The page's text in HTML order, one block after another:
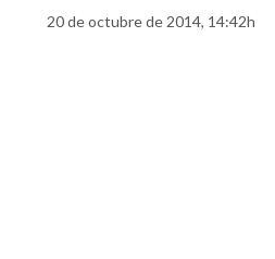
20 de octubre de 2014, 14:42h